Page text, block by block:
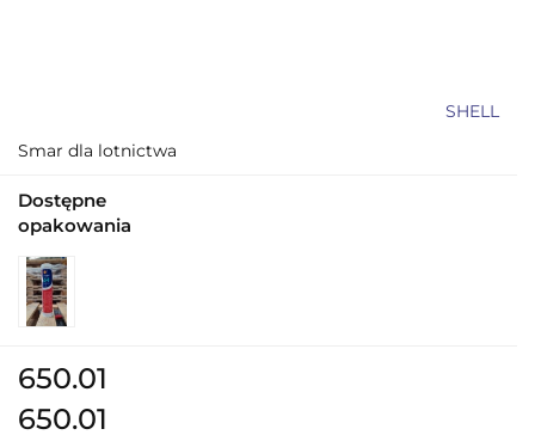
SHELL
Smar dla lotnictwa
Dostępne
opakowania
650.01
650.01